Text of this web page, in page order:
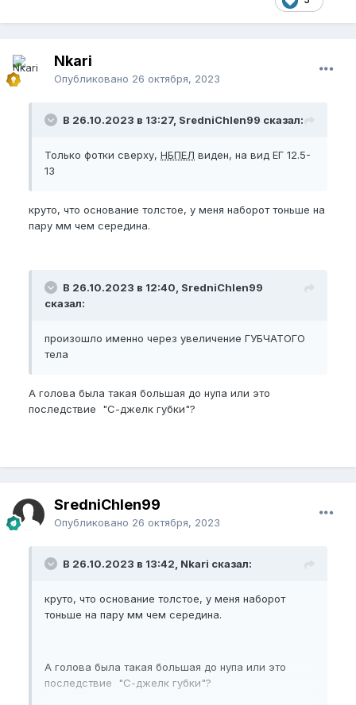
Nkari
Опубликовано 26 октября, 2023
В 26.10.2023 в 13:27, SredniChlen99 сказал:
Только фотки сверху, НБПЕЛ виден, на вид ЕГ 12.5-
13
круто, что основание толстое, у меня наборот тоньше на
пару мм чем середина.
В 26.10.2023 в 12:40, SredniChlen99
сказал:
произошло именно через увеличение ГУБЧАТОГО
тела
А голова была такая большая до нупа или это
последствие "С-джелк губки"?
SredniChlen99
Опубликовано 26 октября, 2023
В 26.10.2023 в 13:42, Nkari сказал:
круто, что основание толстое, у меня наборот
тоньше на пару мм чем середина.
А голова была такая большая до нупа или это
последствие "С-джелк губки"?